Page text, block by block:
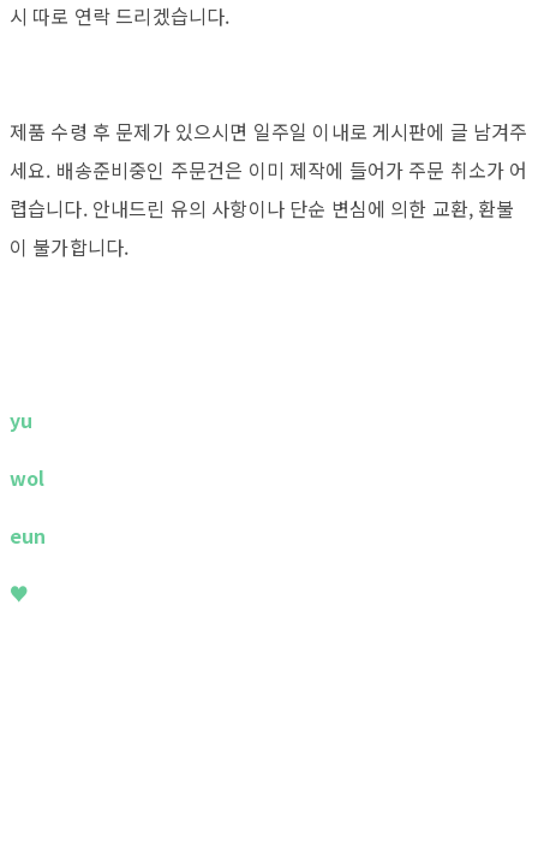
시 따로 연락 드리겠습니다.
제품 수령 후 문제가 있으시면 일주일 이내로 게시판에 글 남겨주
세요. 배송준비중인 주문건은 이미 제작에 들어가 주문 취소가 어
렵습니다. 안내드린 유의 사항이나 단순 변심에 의한 교환, 환불
이 불가합니다.
yu
wol
eun
♥